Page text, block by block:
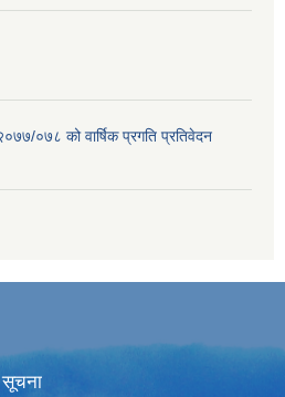
०७८ को वार्षिक प्रगति प्रतिवेदन
सूचना